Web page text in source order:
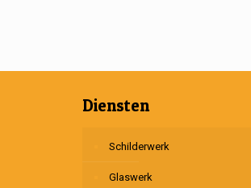
Diensten
Schilderwerk
Glaswerk